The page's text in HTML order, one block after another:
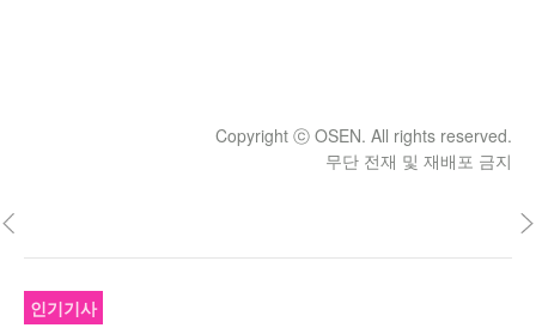
Copyright ⓒ OSEN. All rights reserved.
무단 전재 및 재배포 금지
인기기사